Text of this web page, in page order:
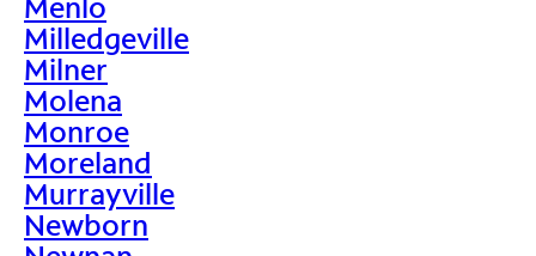
Milledgeville
Milner
Molena
Monroe
Moreland
Murrayville
Newborn